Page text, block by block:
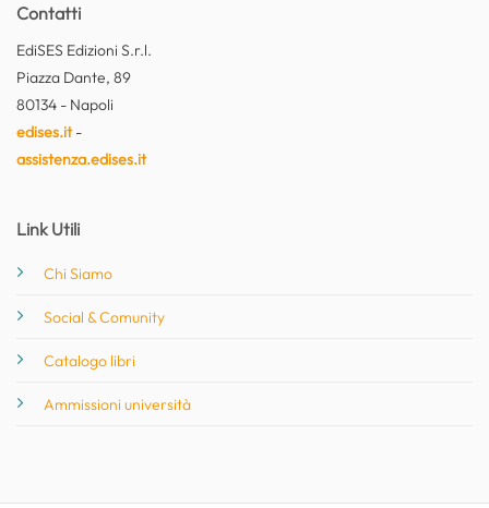
Contatti
EdiSES Edizioni S.r.l.
Piazza Dante, 89
80134 - Napoli
edises.it-
assistenza.edises.it
Link Utili
Chi Siamo
Social & Comunity
Catalogo libri
Ammissioni università